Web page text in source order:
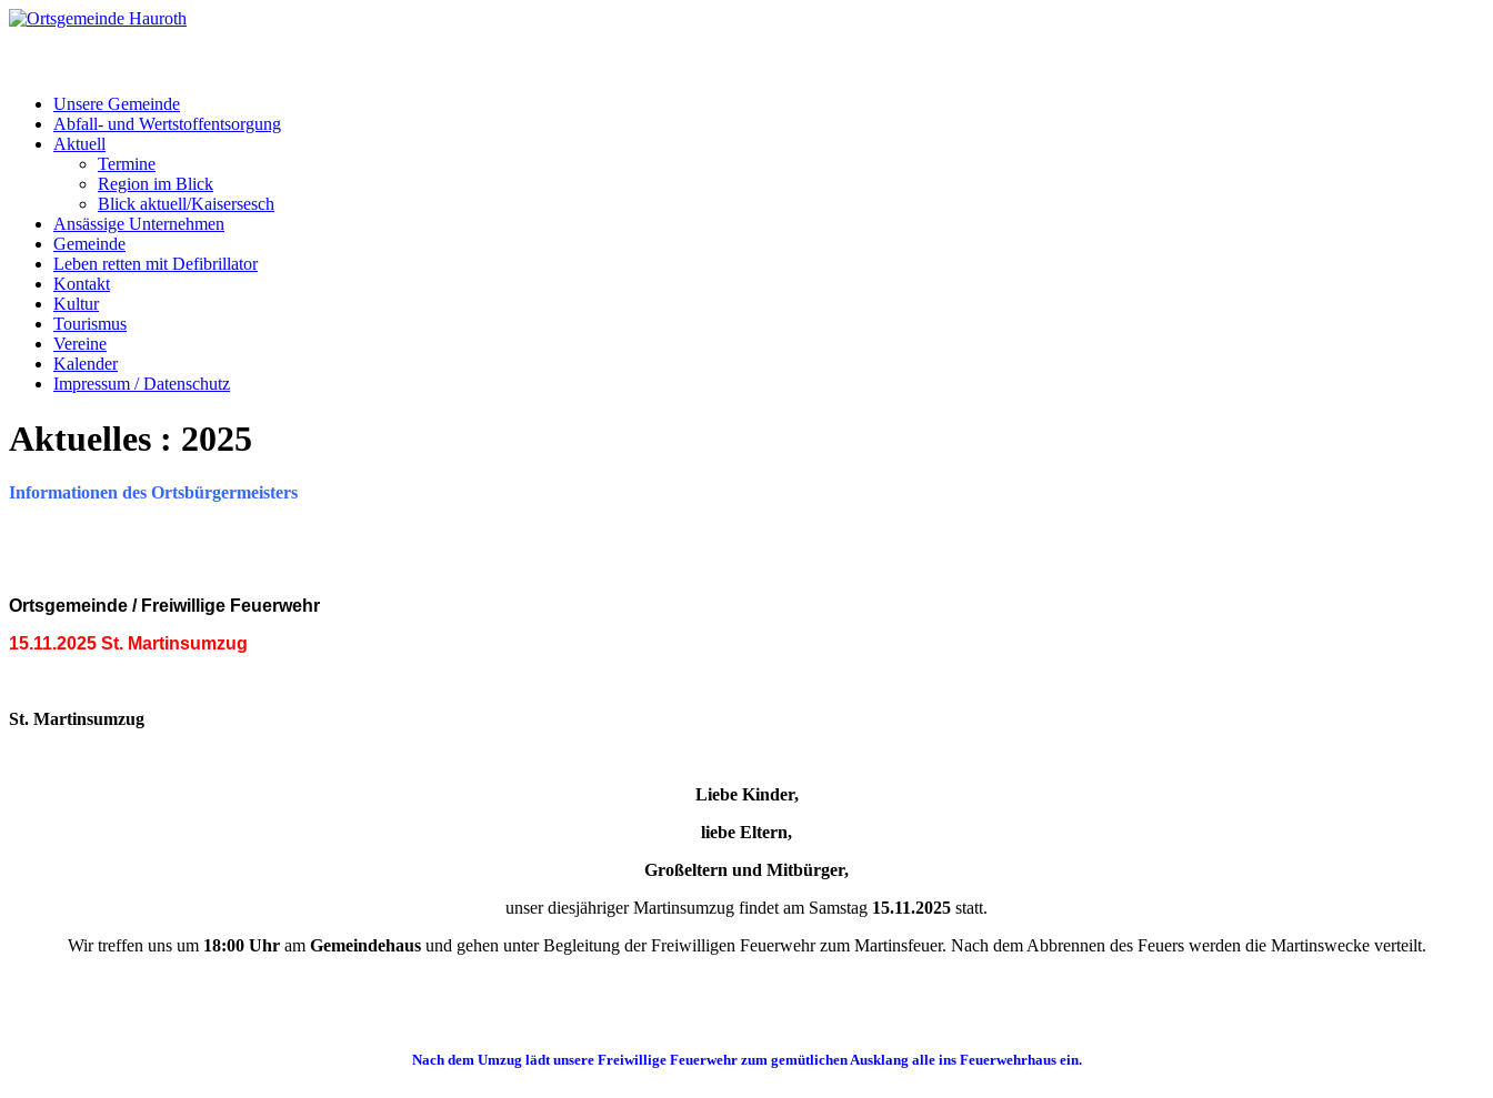
Unsere Gemeinde
Abfall- und Wertstoffentsorgung
Aktuell
Termine
Region im Blick
Blick aktuell/Kaisersesch
Ansässige Unternehmen
Gemeinde
Leben retten mit Defibrillator
Kontakt
Kultur
Tourismus
Vereine
Kalender
Impressum / Datenschutz
Aktuelles : 2025
Informationen des Ortsbürgermeisters
Ortsgemeinde / Freiwillige Feuerwehr
15.11.2025 St. Martinsumzug
St. Martinsumzug
Liebe Kinder,
liebe Eltern,
Großeltern und Mitbürger,
unser diesjähriger Martinsumzug findet am Samstag 15.11.2025 statt.
Wir treffen uns um 18:00 Uhram Gemeindehaus und gehen unter Begleitung der Freiwilligen Feuerwehr zum Martinsfeuer. Nach dem Abbrennen des Feuers werden die Martinswecke verteilt.
Nach dem Umzug lädt unsere Freiwillige Feuerwehr zum gemütlichen Ausklang alle ins Feuerwehrhaus ein.